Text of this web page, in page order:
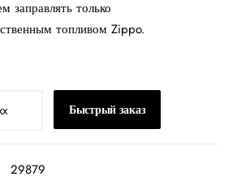
заправлять только
топливом Zippo.
Быстрый заказ
29879